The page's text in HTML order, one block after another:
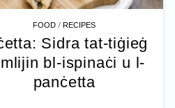
FOOD /RECIPES
Sidra tat-tiġieġ
bl-ispinaċi u l-
panċetta